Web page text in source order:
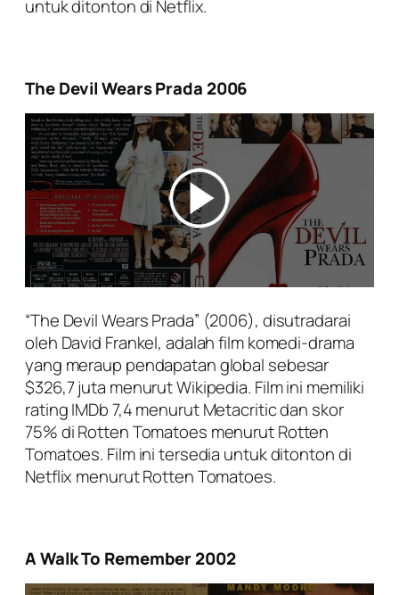
untuk ditonton di Netflix.
The Devil Wears Prada 2006
“The Devil Wears Prada” (2006), disutradarai
oleh David Frankel, adalah film komedi-drama
yang meraup pendapatan global sebesar
$326,7 juta menurut Wikipedia. Film ini memiliki
rating IMDb 7,4 menurut Metacritic dan skor
75% di Rotten Tomatoes menurut Rotten
Tomatoes. Film ini tersedia untuk ditonton di
Netflix menurut Rotten Tomatoes.
A Walk To Remember 2002